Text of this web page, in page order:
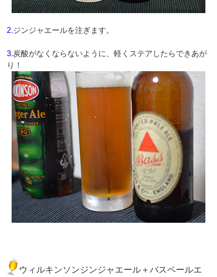
2.ジンジャエールを注ぎます。
3.炭酸がなくならないように、軽くステアしたらできあが
り！
ウィルキンソンジンジャエール＋バスペールエ